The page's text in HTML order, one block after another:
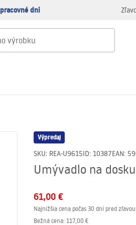
dni
Výpredaj
SKU: REA-U9615ID: 10387EAN:
Umývadlo na
61,00 €
Najnižšia cena počas 30 dní pred zľavou:
Bežná cena: 117,00 €